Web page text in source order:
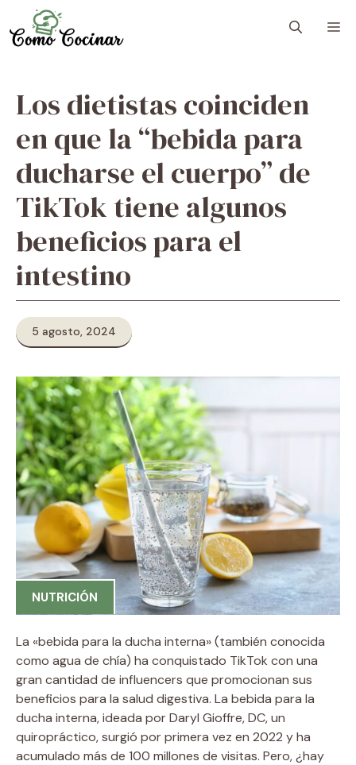
to
content
Los dietistas coinciden
en que la “bebida para
ducharse el cuerpo” de
TikTok tiene algunos
beneficios para el
intestino
5 agosto, 2024
NUTRICIÓN
La «bebida para la ducha interna» (también conocida
como agua de chía) ha conquistado TikTok con una
gran cantidad de influencers que promocionan sus
beneficios para la salud digestiva. La bebida para la
ducha interna, ideada por Daryl Gioffre, DC, un
quiropráctico, surgió por primera vez en 2022 y ha
acumulado más de 100 millones de visitas. Pero, ¿hay